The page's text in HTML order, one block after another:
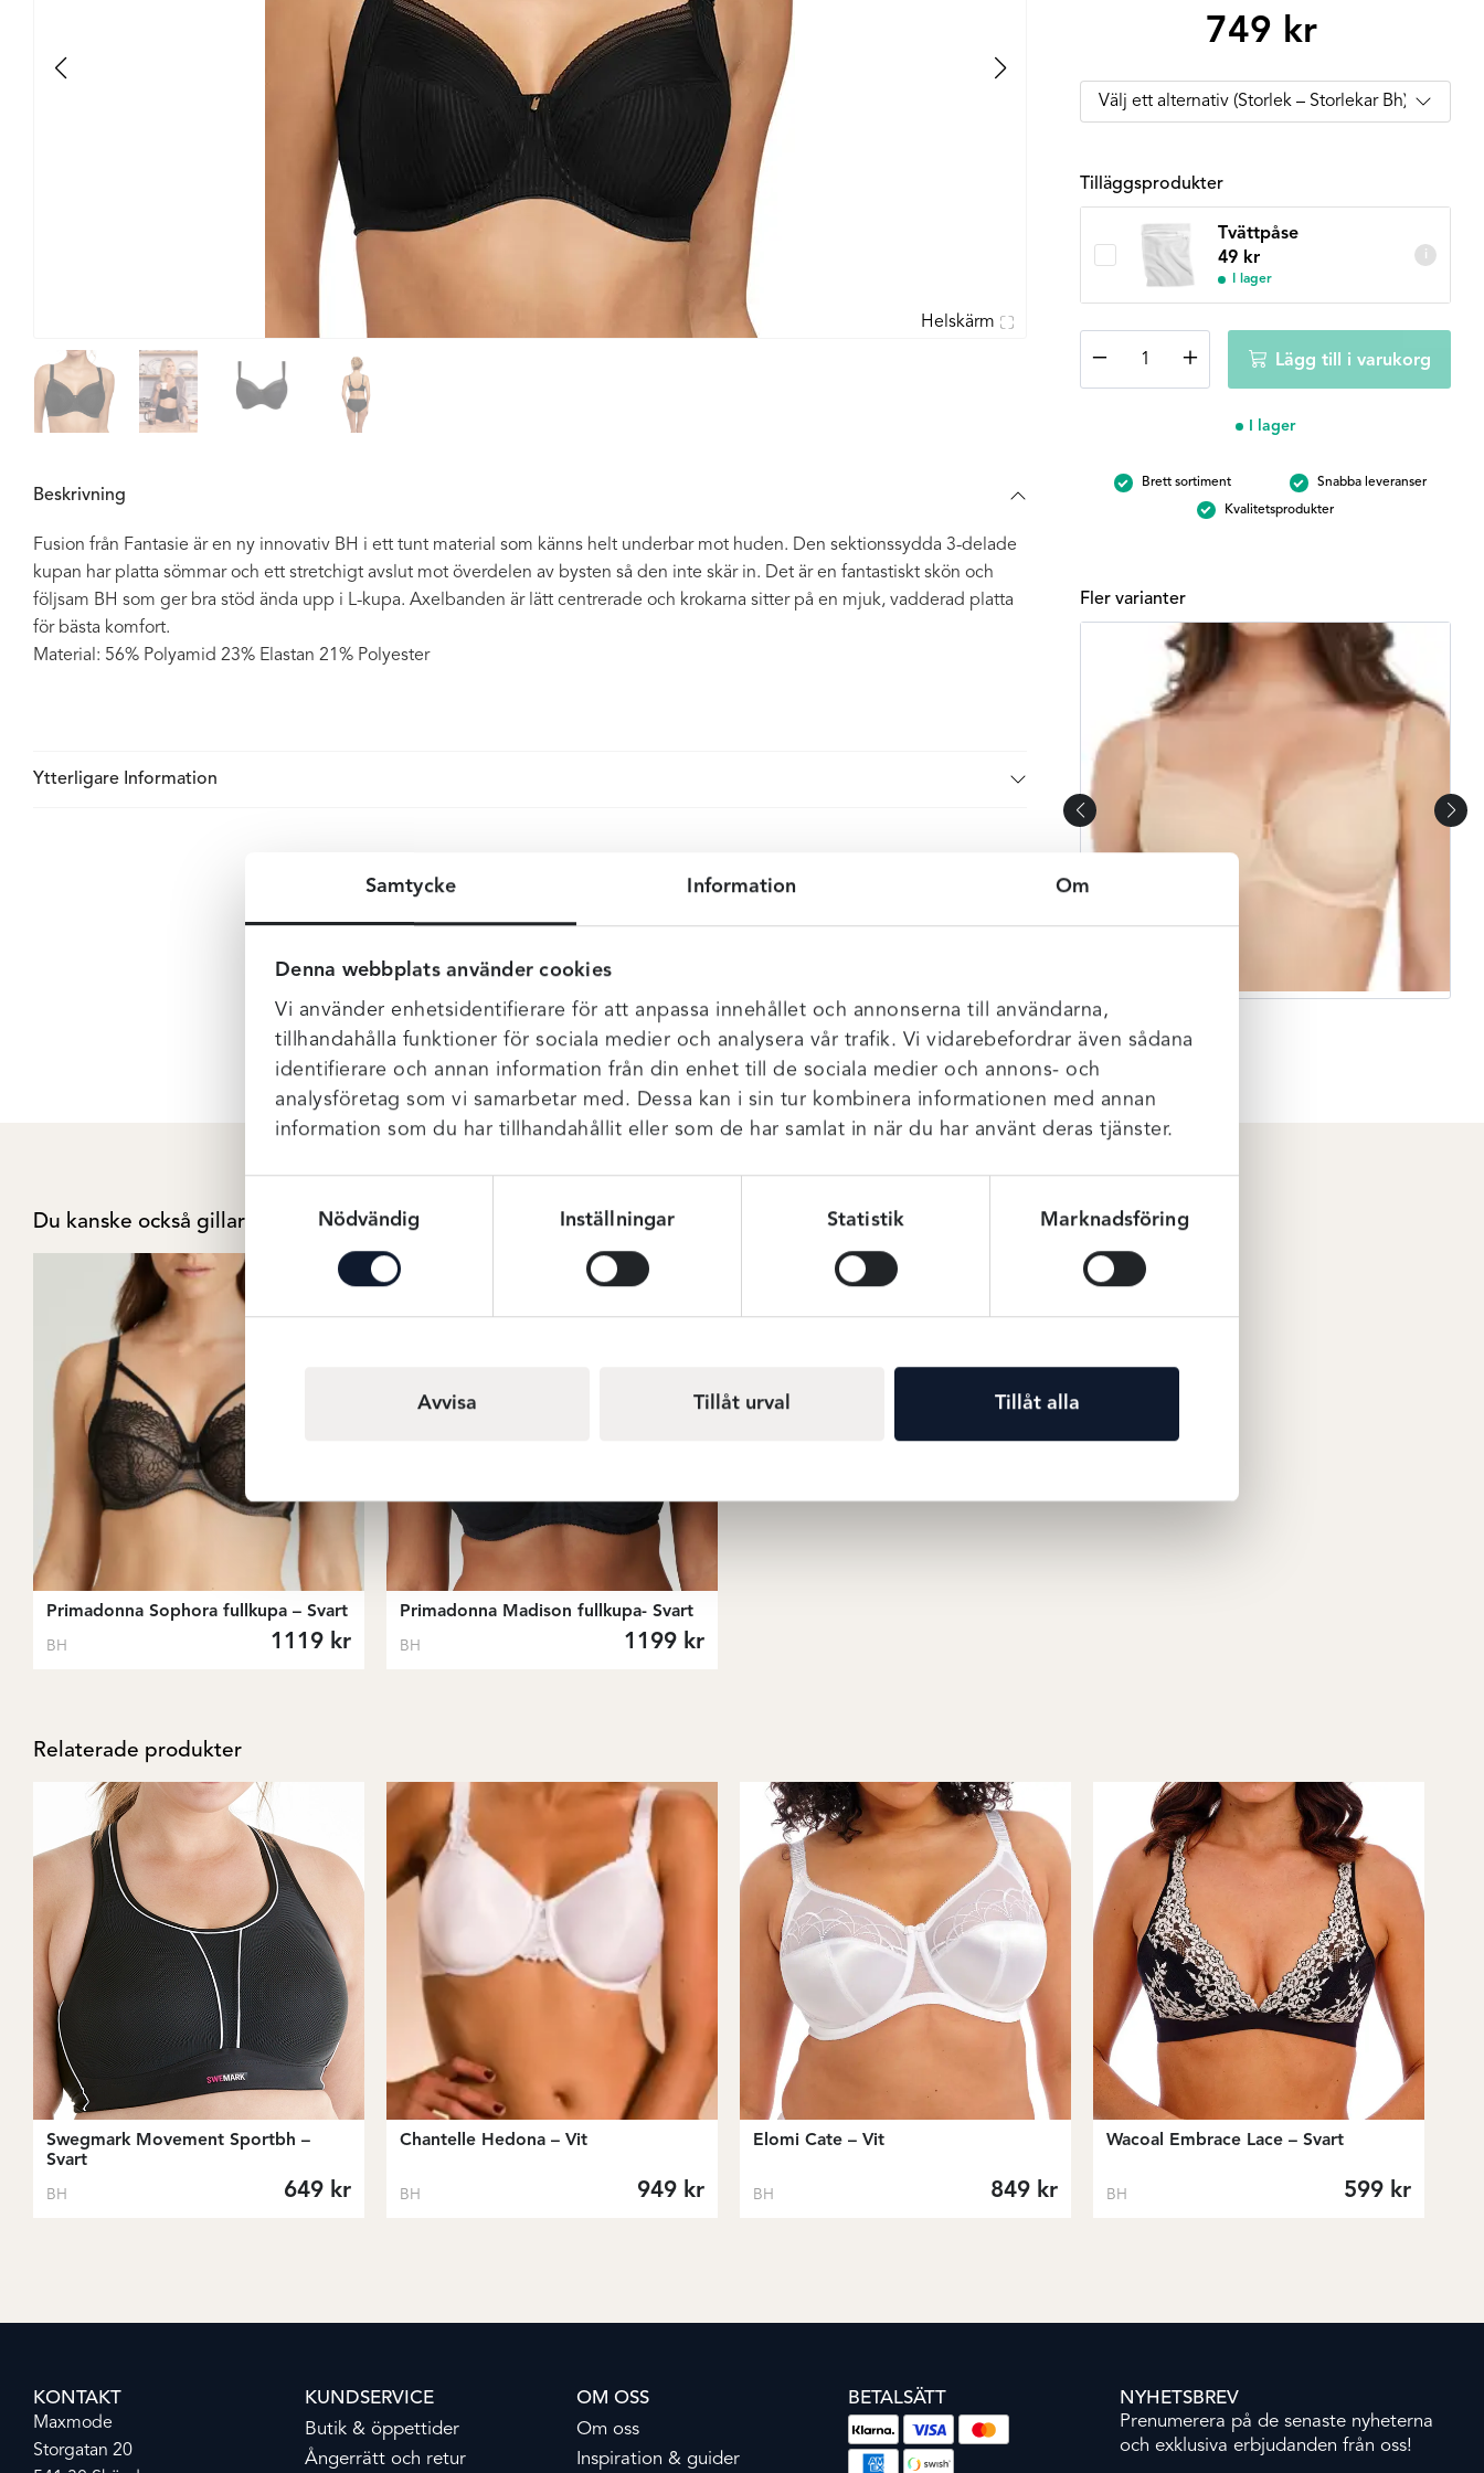
Samtycke Information Om
Denna webbplats använder cookies
Vi använder enhetsidentifierare för att anpassa innehållet och annonserna till användarna,
tillhandahålla funktioner för sociala medier och analysera vår trafik. Vi vidarebefordrar även sådana
identifierare och annan information från din enhet till de sociala medier och annons- och
analysföretag som vi samarbetar med. Dessa kan i sin tur kombinera informationen med annan
information som du har tillhandahållit eller som de har samlat in när du har använt deras tjänster.
Nödvändig
Inställningar Statistik Marknadsföring
Avvisa Tillåt urval Tillåt alla
Helskärm
749 kr
Tilläggsprodukter
Tvättpåse
49 kr
I lager
i
−
fullkupa
+ Lägg till i varukorg
I lager
Brett sortiment Snabba leveranser
Kvalitetsprodukter
Fler varianter
Beskrivning
Fusion från Fantasie är en ny innovativ BH i ett tunt material som känns helt underbar mot huden. Den sektionssydda 3-delade
kupan har platta sömmar och ett stretchigt avslut mot överdelen av bysten så den inte skär in. Det är en fantastiskt skön och
följsam BH som ger bra stöd ända upp i L-kupa. Axelbanden är lätt centrerade och krokarna sitter på en mjuk, vadderad platta
för bästa komfort.
Material: 56% Polyamid 23% Elastan 21% Polyester
Ytterligare Information
Du kanske också gillar …
Primadonna Sophora fullkupa – Svart
BH 1119 kr
Primadonna Madison fullkupa- Svart
BH 1199 kr
Relaterade produkter
Swegmark Movement Sportbh –
Svart
BH 649 kr
Chantelle Hedona – Vit
BH 949 kr
Elomi Cate – Vit
BH 849 kr
Wacoal Embrace Lace – Svart
BH 599 kr
KONTAKT
Maxmode
Storgatan 20
KUNDSERVICE
Butik & öppettider
Ångerrätt och retur
OM OSS
Om oss
Inspiration & guider
BETALSÄTT
NYHETSBREV
Prenumerera på de senaste nyheterna
och exklusiva erbjudanden från oss!